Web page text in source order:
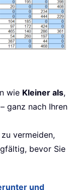
wie Kleiner als,
ganz nach Ihren
vermeiden,
bevor Sie
und